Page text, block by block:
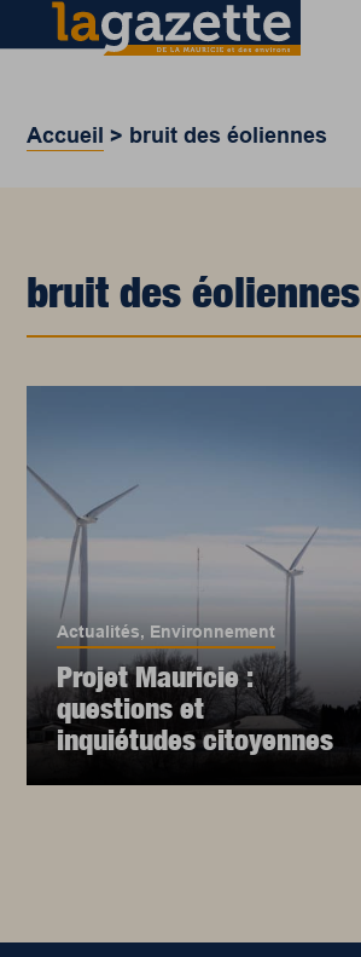
Accueil > bruit des éoliennes
bruit des éoliennes
Actualités, Environnement
Projet Mauricie :
questions et
inquiétudes citoyennes